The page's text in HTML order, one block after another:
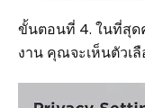
ขั้นตอนที่ 4. ในที่สุด
งาน คุณจะเห็นตัวเ